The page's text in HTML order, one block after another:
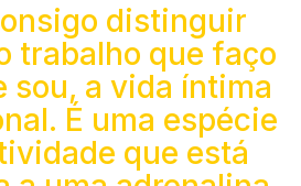
distinguir
trabalho que faço
sou, a vida íntima
É uma espécie
que está